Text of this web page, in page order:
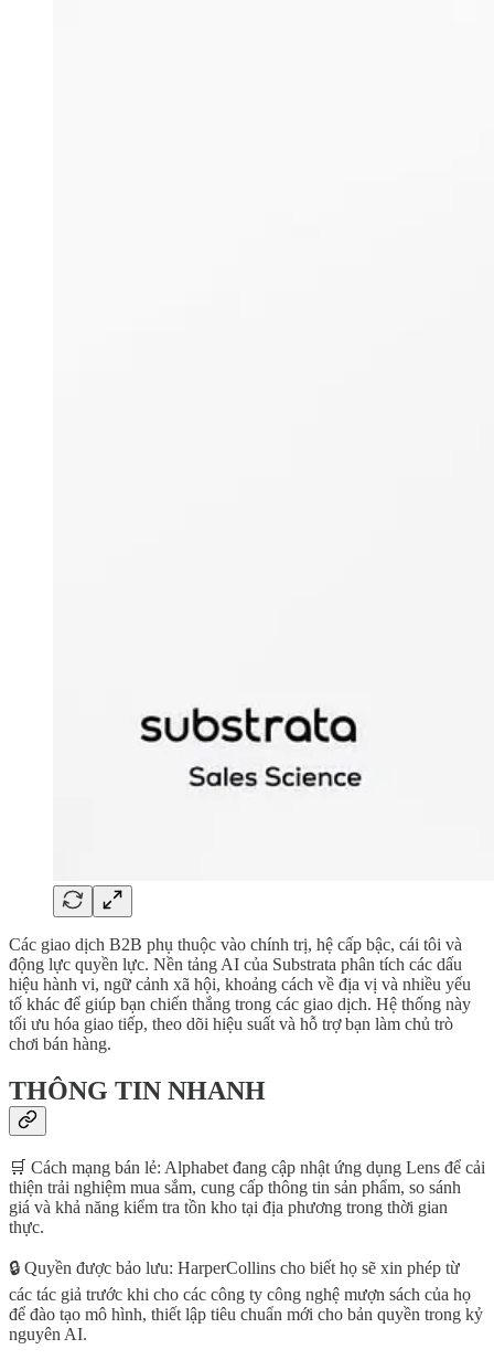
Các giao dịch B2B phụ thuộc vào chính trị, hệ cấp bậc, cái tôi và
động lực quyền lực. Nền tảng AI của Substrata phân tích các dấu
hiệu hành vi, ngữ cảnh xã hội, khoảng cách về địa vị và nhiều yếu
tố khác để giúp bạn chiến thắng trong các giao dịch. Hệ thống này
tối ưu hóa giao tiếp, theo dõi hiệu suất và hỗ trợ bạn làm chủ trò
chơi bán hàng.
THÔNG TIN NHANH
🛒 Cách mạng bán lẻ: Alphabet đang cập nhật ứng dụng Lens để cải
thiện trải nghiệm mua sắm, cung cấp thông tin sản phẩm, so sánh
giá và khả năng kiểm tra tồn kho tại địa phương trong thời gian
thực.
🔒 Quyền được bảo lưu: HarperCollins cho biết họ sẽ xin phép từ
các tác giả trước khi cho các công ty công nghệ mượn sách của họ
để đào tạo mô hình, thiết lập tiêu chuẩn mới cho bản quyền trong kỷ
nguyên AI.